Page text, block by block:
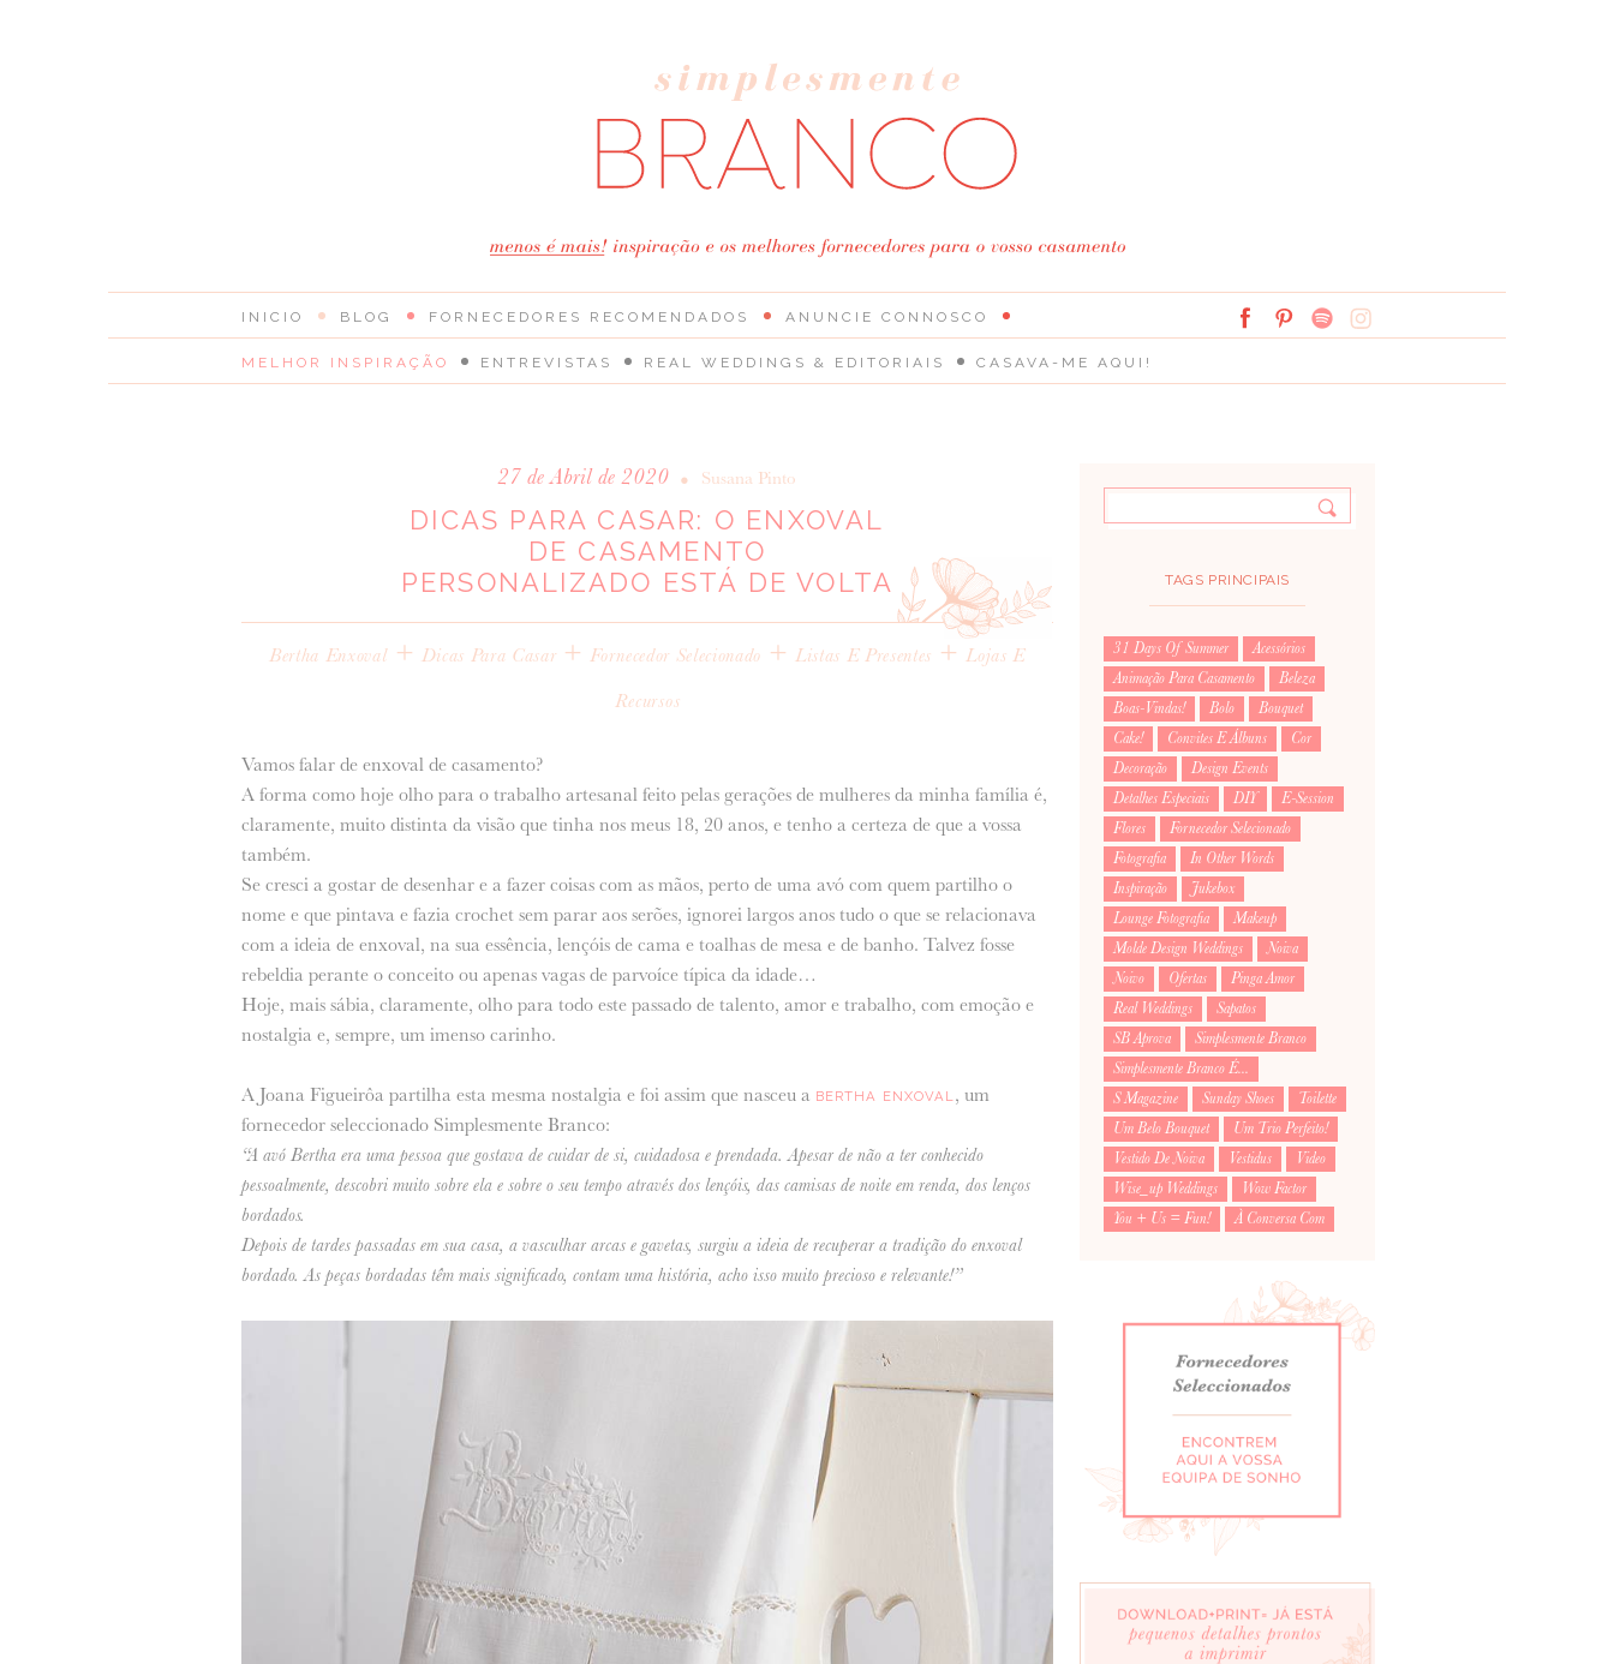
INICIO BLOG
MELHOR INSPIRAÇÃO ENTREVISTAS REAL WEDDINGS & EDITORIAIS CASAVA-ME AQUI!
FORNECEDORES RECOMENDADOS ANUNCIE CONNOSCO
27 de Abril de 2020 • Susana Pinto
DICAS PARA CASAR: O ENXOVAL
DE CASAMENTO
PERSONALIZADO ESTÁ DE VOLTA
Bertha Enxoval+ Dicas Para Casar +Fornecedor Selecionado +Listas E Presentes +Lojas E
Recursos
Vamos falar de enxoval de casamento?
A forma como hoje olho para o trabalho artesanal feito pelas gerações de mulheres da minha família é,
claramente, muito distinta da visão que tinha nos meus 18, 20 anos, e tenho a certeza de que a vossa
também.
Se cresci a gostar de desenhar e a fazer coisas com as mãos, perto de uma avó com quem partilho o
nome e que pintava e fazia crochet sem parar aos serões, ignorei largos anos tudo o que se relacionava
com a ideia de enxoval, na sua essência, lençóis de cama e toalhas de mesa e de banho. Talvez fosse
rebeldia perante o conceito ou apenas vagas de parvoíce típica da idade…
Hoje, mais sábia, claramente, olho para todo este passado de talento, amor e trabalho, com emoção e
nostalgia e, sempre, um imenso carinho.
A Joana Figueirôa partilha esta mesma nostalgia e foi assim que nasceu a BERTHA ENXOVAL, um
fornecedor seleccionado Simplesmente Branco:
“A avó Bertha era uma pessoa que gostava de cuidar de si, cuidadosa e prendada. Apesar de não a ter conhecido
pessoalmente, descobri muito sobre ela e sobre o seu tempo através dos lençóis, das camisas de noite em renda, dos lenços
bordados.
Depois de tardes passadas em sua casa, a vasculhar arcas e gavetas, surgiu a ideia de recuperar a tradição do enxoval
bordado. As peças bordadas têm mais significado, contam uma história, acho isso muito precioso e relevante!”
TAGS PRINCIPAIS
31 Days Of Summer
Acessórios
Animação Para Casamento
Beleza
Boas-Vindas!
Bolo
Bouquet
Cake!
Convites E Álbuns
Cor
Decoração
Design Events
Detalhes Especiais
DIY
E-Session
Flores
Fornecedor Selecionado
Fotografia
In Other Words
Inspiração
Jukebox
Lounge Fotografia
Makeup
Molde Design Weddings
Noiva
Noivo
Ofertas
Pinga Amor
Real Weddings
Sapatos
SB Aprova
Simplesmente Branco
Simplesmente Branco É...
S Magazine
Sunday Shoes
Toilette
Um Belo Bouquet
Um Trio Perfeito!
Vestido De Noiva
Vestidus
Video
Wise_up Weddings
Wow Factor
You + Us = Fun!
À Conversa Com